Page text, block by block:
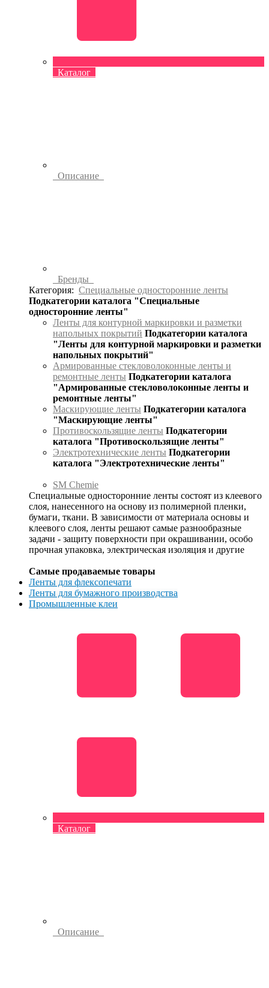
Каталог
Описание
Бренды
Категория: Специальные односторонние ленты
Подкатегории каталога "Специальные
односторонние ленты"
Ленты для контурной маркировки и разметки
напольных покрытий Подкатегории каталога
"Ленты для контурной маркировки и разметки
напольных покрытий"
Армированные стекловолоконные ленты и
ремонтные ленты Подкатегории каталога
"Армированные стекловолоконные ленты и
ремонтные ленты"
Маскирующие ленты Подкатегории каталога
"Маскирующие ленты"
Противоскользящие ленты Подкатегории
каталога "Противоскользящие ленты"
Электротехнические ленты Подкатегории
каталога "Электротехнические ленты"
SM Chemie
Специальные односторонние ленты состоят из клеевого
слоя, нанесенного на основу из полимерной пленки,
бумаги, ткани. В зависимости от материала основы и
клеевого слоя, ленты решают самые разнообразные
задачи - защиту поверхности при окрашивании, особо
прочная упаковка, электрическая изоляция и другие
Самые продаваемые товары
Ленты для флексопечати
Ленты для бумажного производства
Промышленные клеи
Каталог
Описание